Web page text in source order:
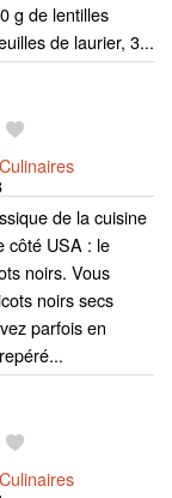
g de lentilles
de laurier, 3...
de la cuisine
côté USA : le
noirs. Vous
noirs secs
parfois en